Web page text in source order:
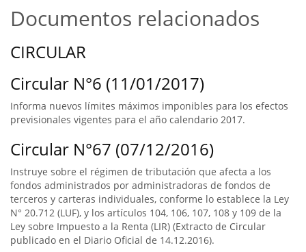
Documentos relacionados
CIRCULAR
Circular N°6 (11/01/2017)
Informa nuevos límites máximos imponibles para los efectos
previsionales vigentes para el año calendario 2017.
Circular N°67 (07/12/2016)
Instruye sobre el régimen de tributación que afecta a los
fondos administrados por administradoras de fondos de
terceros y carteras individuales, conforme lo establece la Ley
N° 20.712 (LUF), y los artículos 104, 106, 107, 108 y 109 de la
Ley sobre Impuesto a la Renta (LIR) (Extracto de Circular
publicado en el Diario Oficial de 14.12.2016).